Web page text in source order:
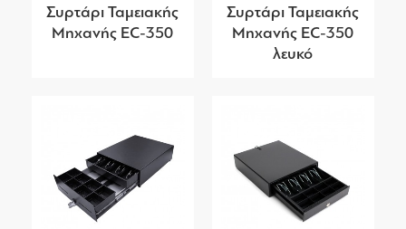
Συρτάρι Ταμειακής
Μηχανής EC-350
Συρτάρι Ταμειακής
Μηχανής EC-350
λευκό